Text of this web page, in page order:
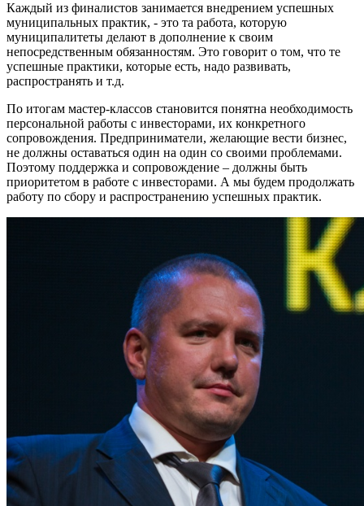
Каждый из финалистов занимается внедрением успешных
муниципальных практик, - это та работа, которую
муниципалитеты делают в дополнение к своим
непосредственным обязанностям. Это говорит о том, что те
успешные практики, которые есть, надо развивать,
распространять и т.д.
По итогам мастер-классов становится понятна необходимость
персональной работы с инвесторами, их конкретного
сопровождения. Предприниматели, желающие вести бизнес,
не должны оставаться один на один со своими проблемами.
Поэтому поддержка и сопровождение – должны быть
приоритетом в работе с инвесторами. А мы будем продолжать
работу по сбору и распространению успешных практик.